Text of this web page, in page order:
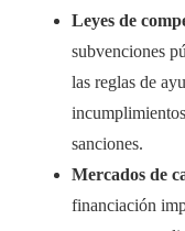
Leyes de
subvenciones
las reglas de
sanciones.
Mercados de
financiación